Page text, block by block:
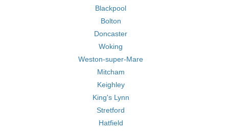
Blackpool
Bolton
Doncaster
Woking
Weston-super-Mare
Mitcham
Keighley
King's Lynn
Stretford
Hatfield